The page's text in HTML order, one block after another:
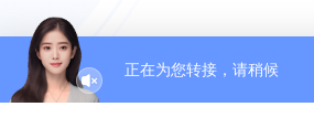
正在为您转接，请稍候